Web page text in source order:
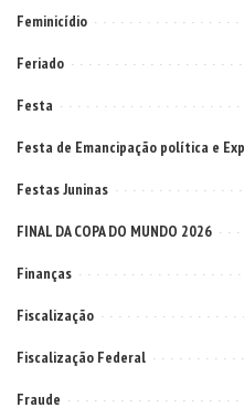
Feminicídio
Feriado
Festa
Festa de Emancipação política e
Festas Juninas
FINAL DA COPA DO MUNDO 2026
Finanças
Fiscalização
Fiscalização Federal
Fraude